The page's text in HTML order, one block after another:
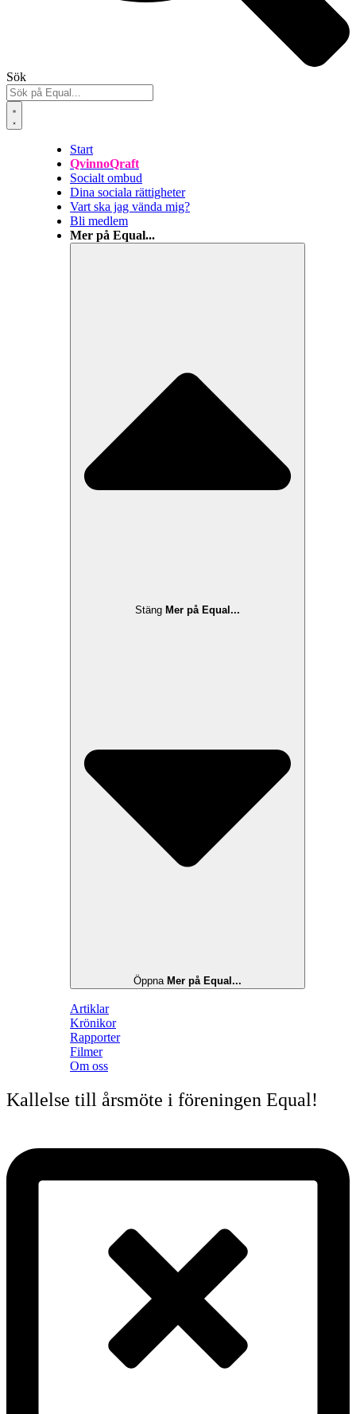
Sök
Start
QvinnoQraft
Socialt ombud
Dina sociala rättigheter
Vart ska jag vända mig?
Bli medlem
Mer på Equal...
Stäng Mer på Equal...
Öppna Mer på Equal...
Artiklar
Krönikor
Rapporter
Filmer
Om oss
Kallelse till årsmöte i föreningen Equal!